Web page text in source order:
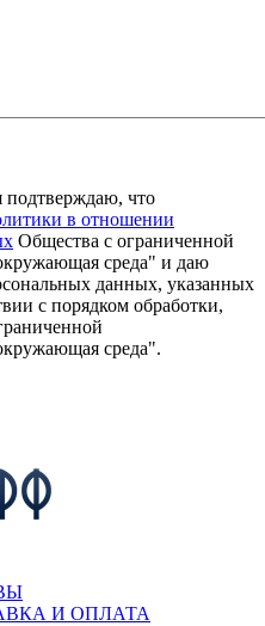
что
в отношении
Общества с ограниченной
среда" и даю
данных, указанных
с порядком обработки,
среда".
И ОПЛАТА